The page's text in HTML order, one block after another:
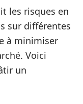
les risques en
sur différentes
à minimiser
Voici
un